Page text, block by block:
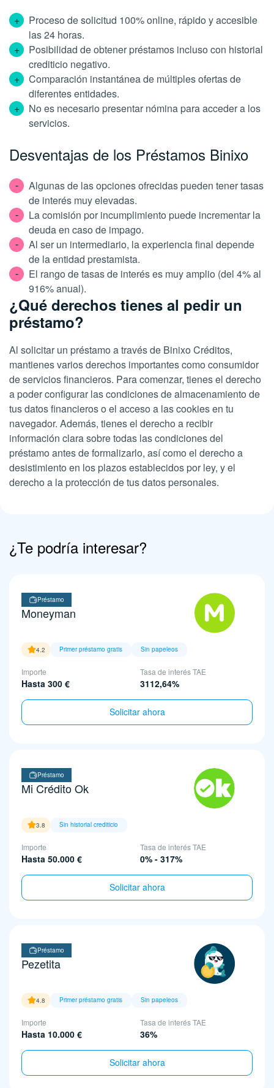
Proceso de solicitud 100% online, rápido y accesible
las 24 horas.
Posibilidad de obtener préstamos incluso con historial
crediticio negativo.
Comparación instantánea de múltiples ofertas de
diferentes entidades.
No es necesario presentar nómina para acceder a los
servicios.
Desventajas de los Préstamos Binixo
Algunas de las opciones ofrecidas pueden tener tasas
de interés muy elevadas.
La comisión por incumplimiento puede incrementar la
deuda en caso de impago.
Al ser un intermediario, la experiencia final depende
de la entidad prestamista.
El rango de tasas de interés es muy amplio (del 4% al
916% anual).
¿Qué derechos tienes al pedir un
préstamo?
Al solicitar un préstamo a través de Binixo Créditos,
mantienes varios derechos importantes como consumidor
de servicios financieros. Para comenzar, tienes el derecho
a poder configurar las condiciones de almacenamiento de
tus datos financieros o el acceso a las cookies en tu
navegador. Además, tienes el derecho a recibir
información clara sobre todas las condiciones del
préstamo antes de formalizarlo, así como el derecho a
desistimiento en los plazos establecidos por ley, y el
derecho a la protección de tus datos personales.
¿Te podría interesar?
Préstamo
Moneyman
4.2 Primer préstamo gratis Sin papeleos
Importe
Hasta 300 €
Tasa de interés TAE
3112,64%
Solicitar ahora
Préstamo
Mi Crédito Ok
3.8 Sin historial crediticio
Importe
Hasta 50.000 €
Tasa de interés TAE
0% - 317%
Solicitar ahora
Préstamo
Pezetita
4.8 Primer préstamo gratis Sin papeleos
Importe
Hasta 10.000 €
Tasa de interés TAE
36%
Solicitar ahora